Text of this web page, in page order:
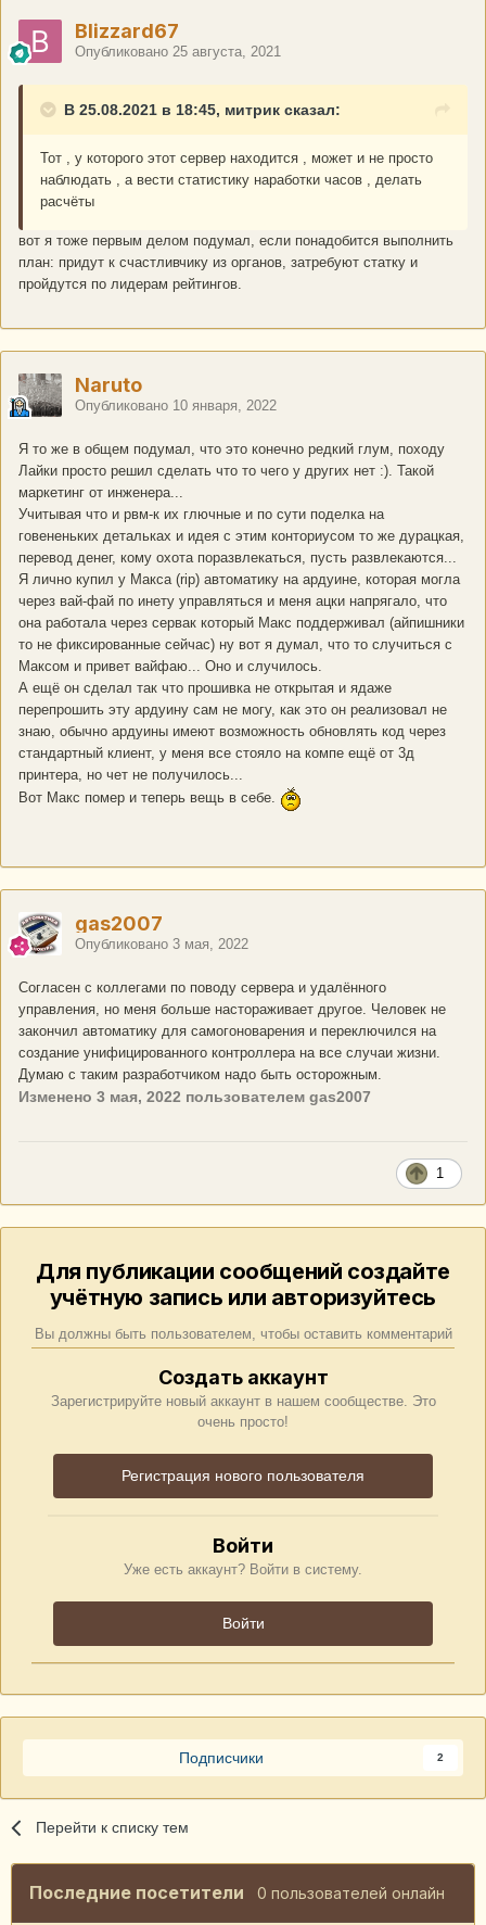
Blizzard67
Опубликовано 25 августа, 2021
В 25.08.2021 в 18:45, митрик сказал:
Тот , у которого этот сервер находится , может и не просто
наблюдать , а вести статистику наработки часов , делать
расчёты
вот я тоже первым делом подумал, если понадобится выполнить
план: придут к счастливчику из органов, затребуют статку и
пройдутся по лидерам рейтингов.
Naruto
Опубликовано 10 января, 2022
Я то же в общем подумал, что это конечно редкий глум, походу
Лайки просто решил сделать что то чего у других нет :). Такой
маркетинг от инженера...
Учитывая что и рвм-к их глючные и по сути поделка на
говененьких детальках и идея с этим конториусом то же дурацкая,
перевод денег, кому охота поразвлекаться, пусть развлекаются...
Я лично купил у Макса (rip) автоматику на ардуине, которая могла
через вай-фай по инету управляться и меня ацки напрягало, что
она работала через сервак который Макс поддерживал (айпишники
то не фиксированные сейчас) ну вот я думал, что то случиться с
Максом и привет вайфаю... Оно и случилось.
А ещё он сделал так что прошивка не открытая и ядаже
перепрошить эту ардуину сам не могу, как это он реализовал не
знаю, обычно ардуины имеют возможность обновлять код через
стандартный клиент, у меня все стояло на компе ещё от 3д
принтера, но чет не получилось...
Вот Макс помер и теперь вещь в себе.
gas2007
Опубликовано 3 мая, 2022
Согласен с коллегами по поводу сервера и удалённого
управления, но меня больше настораживает другое. Человек не
закончил автоматику для самогоноварения и переключился на
создание унифицированного контроллера на все случаи жизни.
Думаю с таким разработчиком надо быть осторожным.
Изменено 3 мая, 2022 пользователем gas2007
1
Для публикации сообщений создайте
учётную запись или авторизуйтесь
Вы должны быть пользователем, чтобы оставить комментарий
Создать аккаунт
Зарегистрируйте новый аккаунт в нашем сообществе. Это
очень просто!
Регистрация нового пользователя
Войти
Уже есть аккаунт? Войти в систему.
Войти
Подписчики 2
Перейти к списку тем
Последние посетители 0 пользователей онлайн